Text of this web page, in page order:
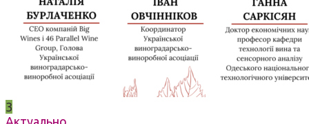
3
Актуально